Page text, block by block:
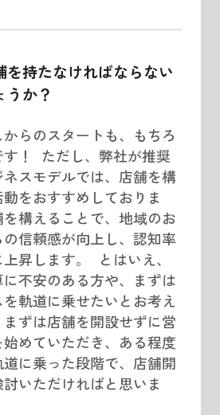
を持たなければならない
うか？
らのスタートも、もちろ
す！ ただし、弊社が推奨
スモデルでは、店舗を構
動をおすすめしておりま
構えることで、地域のお
信頼感が向上し、認知率
昇します。 とはいえ、
不安のある方や、まずは
を軌道に乗せたいとお考え
まずは店舗を開設せずに営
めていただき、ある程度
に乗った段階で、店舗開
いただければと思いま